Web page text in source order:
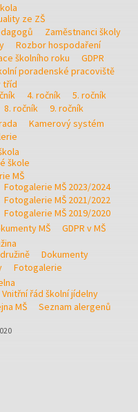
ze ZŠ
Zaměstnanci školy
Rozbor hospodaření
školního roku
GDPR
poradenské pracoviště
tříd
4. ročník
5. ročník
8. ročník
9. ročník
Kamerový systém
škole
MŠ
Fotogalerie MŠ 2023/2024
Fotogalerie MŠ 2021/2022
Fotogalerie MŠ 2019/2020
MŠ
GDPR v MŠ
Dokumenty
Fotogalerie
Vnitřní řád školní jídelny
MŠ
Seznam alergenů